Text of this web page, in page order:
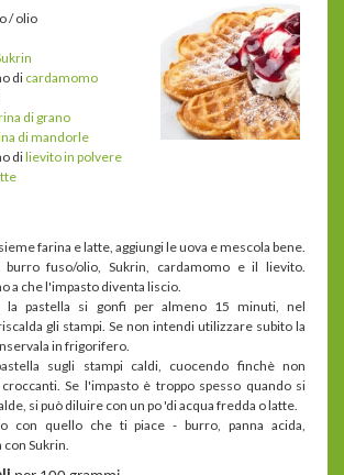
/ olio
dicardamomo
di grano
di mandorle
dilievito in polvere
farina e latte, aggiungi le uova e mescola bene.
burro fuso/olio, Sukrin, cardamomo e il lievito.
a che l'impasto diventa liscio.
la pastella si gonfi per almeno 15 minuti, nel
gli stampi. Se non intendi utilizzare subito la
in frigorifero.
sugli stampi caldi, cuocendo finchè non
Se l'impasto è troppo spesso quando si
si può diluire con un po 'di acqua fredda o latte.
con quello che ti piace - burro, panna acida,
Sukrin.